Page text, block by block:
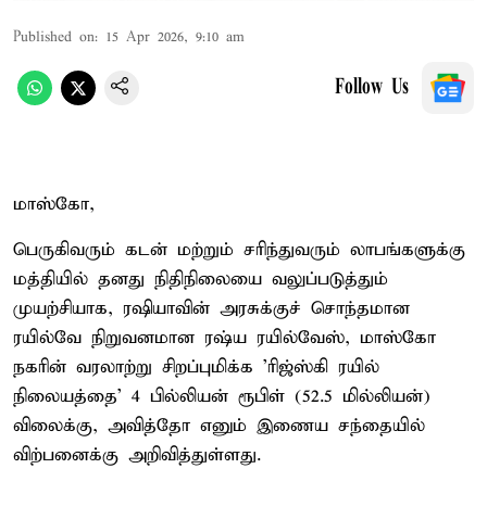
Published on: 15 Apr 2026, 9:10 am
Follow Us
மாஸ்கோ,
பெருகிவரும் கடன் மற்றும் சரிந்துவரும் லாபங்களுக்கு
மத்தியில் தனது நிதிநிலையை வலுப்படுத்தும்
முயற்சியாக, ரஷியாவின் அரசுக்குச் சொந்தமான
ரயில்வே நிறுவனமான ரஷ்ய ரயில்வேஸ், மாஸ்கோ
நகரின் வரலாற்று சிறப்புமிக்க 'ரிஜ்ஸ்கி ரயில்
நிலையத்தை' 4 பில்லியன் ரூபிள் (52.5 மில்லியன்)
விலைக்கு, அவித்தோ எனும் இணைய சந்தையில்
விற்பனைக்கு அறிவித்துள்ளது.